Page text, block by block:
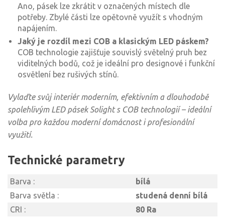
Ano, pásek lze zkrátit v označených místech dle
potřeby. Zbylé části lze opětovně využít s vhodným
napájením.
Jaký je rozdíl mezi COB a klasickým LED páskem?
COB technologie zajišťuje souvislý světelný pruh bez
viditelných bodů, což je ideální pro designové i funkční
osvětlení bez rušivých stínů.
Vylaďte svůj interiér moderním, efektivním a dlouhodobě
spolehlivým LED pásek Solight s COB technologií – ideální
volba pro každou moderní domácnost i profesionální
využití.
Technické parametry
Barva :
bílá
Barva světla :
studená denní bílá
CRI :
80 Ra